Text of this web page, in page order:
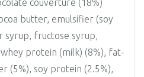
couverture (18%)
butter, emulsifier (soy
syrup, fructose syrup,
protein (milk) (8%), fat-
(5%), soy protein (2.5%),